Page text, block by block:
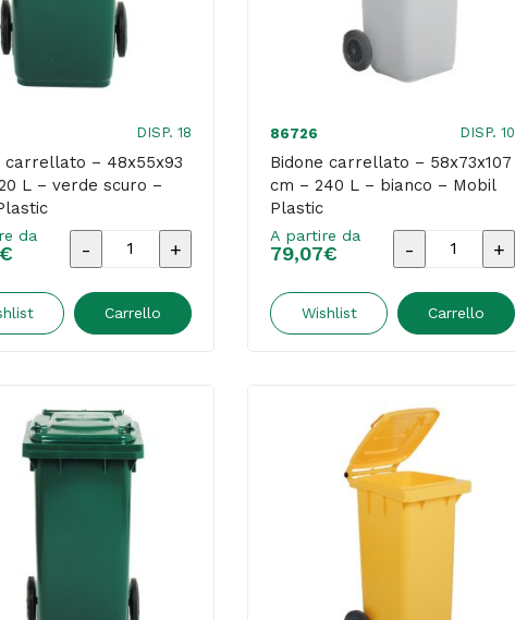
Mobil
Plastic
quantità
Plastic
quantità
DISP. 18
carrellato – 48x55x93
L – verde scuro –
da
€
Bidone
-
-
120
L
Carrello
86726 DISP. 10
Bidone carrellato – 58x73x107
cm – 240 L – bianco – Mobil
Plastic
A partire da
79,07€
Bidone
-
-
240
L
-
Wishlist Carrello